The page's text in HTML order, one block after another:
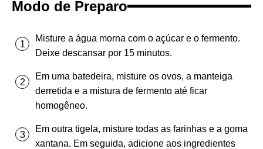
Modo de Preparo
Misture a água morna com o açúcar e o fermento.
Deixe descansar por 15 minutos.
Em uma batedeira, misture os ovos, a manteiga
derretida e a mistura de fermento até ficar
homogêneo.
Em outra tigela, misture todas as farinhas e a goma
xantana. Em seguida, adicione aos ingredientes